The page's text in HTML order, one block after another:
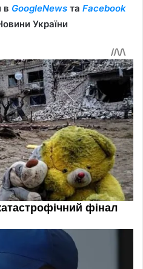
в GoogleNews та Facebook
України